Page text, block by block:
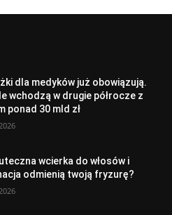
dla medyków już obowiązują.
wchodzą w drugie półrocze z
ponad 30 mld zł
wcierka do włosów i
odmienią twoją fryzurę?